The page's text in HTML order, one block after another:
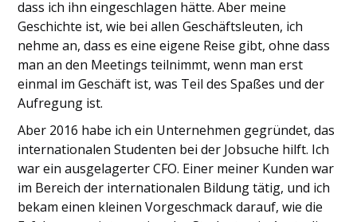
dass ich ihn eingeschlagen hätte. Aber meine
Geschichte ist, wie bei allen Geschäftsleuten, ich
nehme an, dass es eine eigene Reise gibt, ohne dass
man an den Meetings teilnimmt, wenn man erst
einmal im Geschäft ist, was Teil des Spaßes und der
Aufregung ist.
Aber 2016 habe ich ein Unternehmen gegründet, das
internationalen Studenten bei der Jobsuche hilft. Ich
war ein ausgelagerter CFO. Einer meiner Kunden war
im Bereich der internationalen Bildung tätig, und ich
bekam einen kleinen Vorgeschmack darauf, wie die